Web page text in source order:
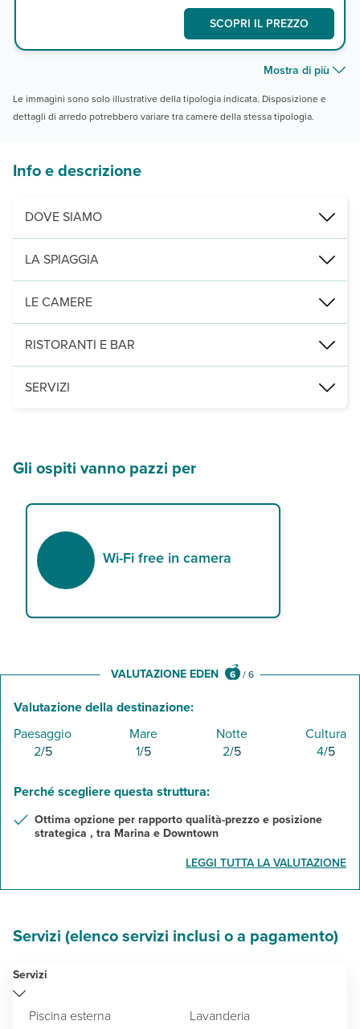
SCOPRI IL PREZZO
Mostra di più
Le immagini sono solo illustrative della tipologia indicata. Disposizione e
dettagli di arredo potrebbero variare tra camere della stessa tipologia.
Info e descrizione
DOVE SIAMO
Barsha Heights, 7 km da Black Palace Public Beach Barasti
LA SPIAGGIA
di sabbia, libera e non attrezzata Black Palace Public Beach a
LE CAMERE
288 camere (25m²) con servizi privati,aria condizionata, tv
RISTORANTI E BAR
un ristorante principale, il Symphoney, per la colazione e, a
SERVIZI
Gli ospiti vanno pazzi per
Wi-Fi free in camera
VALUTAZIONE EDEN 6 /6
Valutazione della destinazione:
Paesaggio
2/5
Mare
1/5
Notte
2/5
Cultura
4/5
Perché scegliere questa struttura:
Ottima opzione per rapporto qualità-prezzo e posizione
strategica , tra Marina e Downtown
LEGGI TUTTA LA VALUTAZIONE
Servizi (elenco servizi inclusi o a pagamento)
Servizi
Piscina esterna Lavanderia